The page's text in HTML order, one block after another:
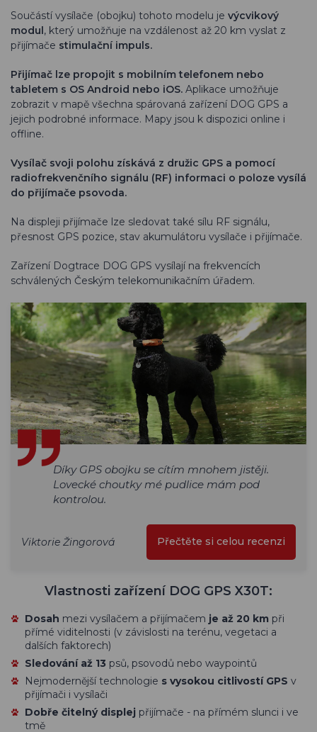
Součástí vysílače (obojku) tohoto modelu je výcvikový
modul, který umožňuje na vzdálenost až 20 km vyslat z
přijímače stimulační impuls.
Přijímač lze propojit s mobilním telefonem nebo
tabletem s OS Android nebo iOS. Aplikace umožňuje
zobrazit v mapě všechna spárovaná zařízení DOG GPS a
jejich podrobné informace. Mapy jsou k dispozici online i
offline.
Vysílač svoji polohu získává z družic GPS a pomocí
radiofrekvenčního signálu (RF) informaci o poloze vysílá
do přijímače psovoda.
Na displeji přijímače lze sledovat také sílu RF signálu,
přesnost GPS pozice, stav akumulátoru vysílače i přijímače.
Zařízení Dogtrace DOG GPS vysílají na frekvencích
schválených Českým telekomunikačním úřadem.
Díky GPS obojku se cítím mnohem jistěji.
Lovecké choutky mé pudlice mám pod
kontrolou.
Viktorie Žingorová Přečtěte si celou recenzi
Vlastnosti zařízení DOG GPS X30T:
Dosah mezi vysílačem a přijímačem je až 20 km při
přímé viditelnosti (v závislosti na terénu, vegetaci a
dalších faktorech)
Sledování až 13 psů, psovodů nebo waypointů
Nejmodernější technologie s vysokou citlivostí GPS v
přijímači i vysílači
Dobře čitelný displej přijímače - na přímém slunci i ve
tmě